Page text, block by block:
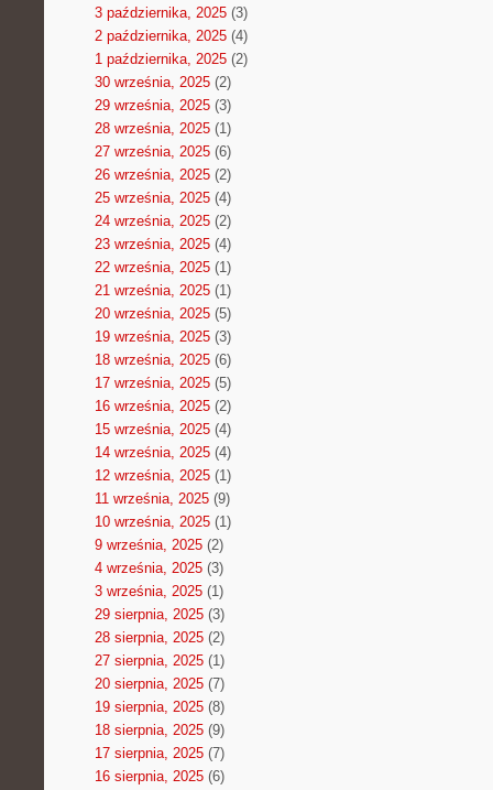
3 października, 2025(3)
2 października, 2025(4)
1 października, 2025(2)
30 września, 2025(2)
29 września, 2025(3)
28 września, 2025(1)
27 września, 2025(6)
26 września, 2025(2)
25 września, 2025(4)
24 września, 2025(2)
23 września, 2025(4)
22 września, 2025(1)
21 września, 2025(1)
20 września, 2025(5)
19 września, 2025(3)
18 września, 2025(6)
17 września, 2025(5)
16 września, 2025(2)
15 września, 2025(4)
14 września, 2025(4)
12 września, 2025(1)
11 września, 2025(9)
10 września, 2025(1)
9 września, 2025(2)
4 września, 2025(3)
3 września, 2025(1)
29 sierpnia, 2025(3)
28 sierpnia, 2025(2)
27 sierpnia, 2025(1)
20 sierpnia, 2025(7)
19 sierpnia, 2025(8)
18 sierpnia, 2025(9)
17 sierpnia, 2025(7)
16 sierpnia, 2025(6)